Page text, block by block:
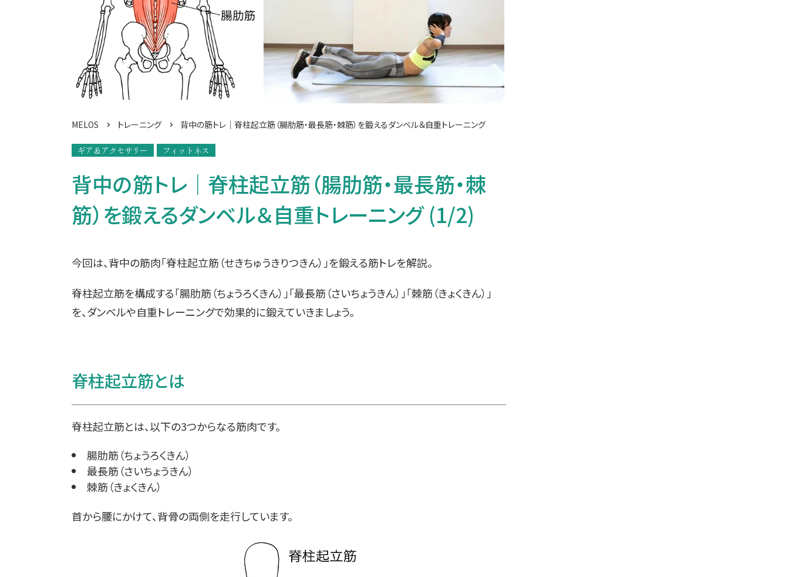
MELOS トレーニング 背中の筋トレ｜脊柱起立筋（腸肋筋・最長筋・棘筋）を鍛えるダンベル＆自重トレーニング
ギア＆アクセサリー フィットネス
背中の筋トレ｜脊柱起立筋（腸肋筋・最長筋・棘
筋）を鍛えるダンベル＆自重トレーニング (1/2)
今回は、背中の筋肉「脊柱起立筋（せきちゅうきりつきん）」を鍛える筋トレを解説。
脊柱起立筋を構成する「腸肋筋（ちょうろくきん）」「最長筋（さいちょうきん）」「棘筋（きょくきん）」
を、ダンベルや自重トレーニングで効果的に鍛えていきましょう。
脊柱起立筋とは
脊柱起立筋とは、以下の3つからなる筋肉です。
腸肋筋（ちょうろくきん）
最長筋（さいちょうきん）
棘筋（きょくきん）
首から腰にかけて、背骨の両側を走行しています。